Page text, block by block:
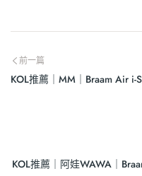
前一篇
KOL推薦｜MM｜Braam Air
KOL推薦｜阿娃WAWA｜